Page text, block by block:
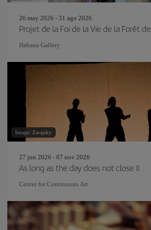
26 may 2026 - 31 ago 2026
Projet de la Foi de la Vie de la Forêt
Habana Gallery
Image: Zarajsky
27 jun 2026 - 07 nov 2026
As long as the day does not close II
Center for Continuous Art